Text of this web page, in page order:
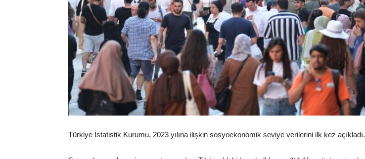
Türkiye İstatistik Kurumu, 2023 yılına ilişkin sosyoekonomik seviye verilerini ilk kez açıkladı.